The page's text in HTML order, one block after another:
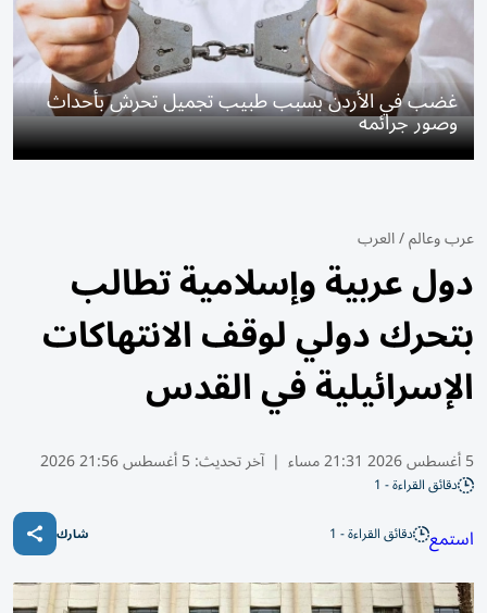
غضب في الأردن بسبب طبيب تجميل تحرش بأحداث
وصور جرائمه
عرب وعالم/العرب
دول عربية وإسلامية تطالب
بتحرك دولي لوقف الانتهاكات
الإسرائيلية في القدس
5 أغسطس 2026 21:31 مساء | آخر تحديث:5 أغسطس 21:56 2026
دقائق القراءة - 1
استمع دقائق القراءة - 1 شارك